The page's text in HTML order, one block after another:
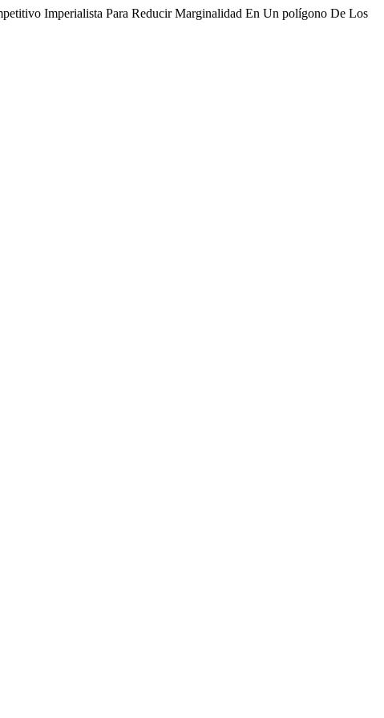
Imperialista Para Reducir Marginalidad En Un polígono De Los